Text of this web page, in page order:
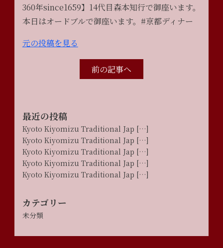
360年since1659】14代目森本知行で御座います。
本日はオードブルで御座います。#京都ディナー
元の投稿を見る
前の記事へ
最近の投稿
Kyoto Kiyomizu Traditional Jap […]
Kyoto Kiyomizu Traditional Jap […]
Kyoto Kiyomizu Traditional Jap […]
Kyoto Kiyomizu Traditional Jap […]
Kyoto Kiyomizu Traditional Jap […]
カテゴリー
未分類